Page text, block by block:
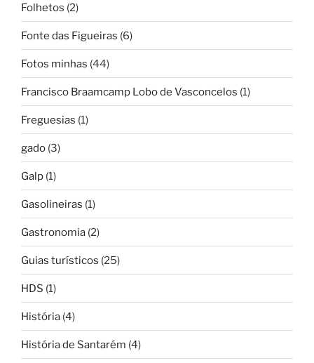
Folhetos (2)
Fonte das Figueiras (6)
Fotos minhas (44)
Francisco Braamcamp Lobo de Vasconcelos (1)
Freguesias (1)
gado (3)
Galp (1)
Gasolineiras (1)
Gastronomia (2)
Guias turísticos (25)
HDS (1)
História (4)
História de Santarém (4)